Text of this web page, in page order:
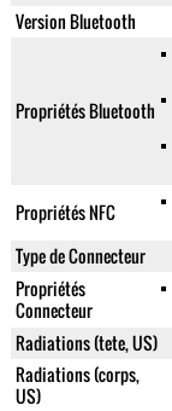
Version Bluetooth
Propriétés Bluetooth
Propriétés NFC
Type de Connecteur
Propriétés
Connecteur
Radiations (tete, US)
Radiations (corps,
US)